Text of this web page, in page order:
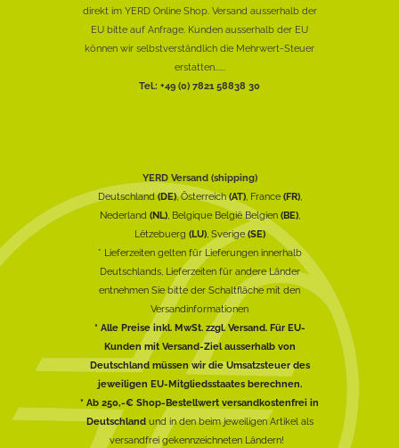
direkt im YERD Online Shop. Versand ausserhalb der
EU bitte auf Anfrage. Kunden ausserhalb der EU
können wir selbstverständlich die Mehrwert-Steuer
erstatten......
Tel.: +49 (0) 7821 58838 30
YERD Versand (shipping)
Deutschland(DE), Österreich(AT), France (FR),
Nederland (NL), Belgique België Belgien (BE),
Lëtzebuerg (LU), Sverige(SE)
* Lieferzeiten gelten für Lieferungen innerhalb
Deutschlands, Lieferzeiten für andere Länder
entnehmen Sie bitte der Schaltfläche mit den
Versandinformationen
* Alle Preise inkl. MwSt. zzgl. Versand. Für EU-
Kunden mit Versand-Ziel ausserhalb von
Deutschland müssen wir die Umsatzsteuer des
jeweiligen EU-Mitgliedsstaates berechnen.
* Ab 250,-€ Shop-Bestellwert versandkostenfrei in
Deutschlandund in den beim jeweiligen Artikel als
versandfrei gekennzeichneten Ländern!